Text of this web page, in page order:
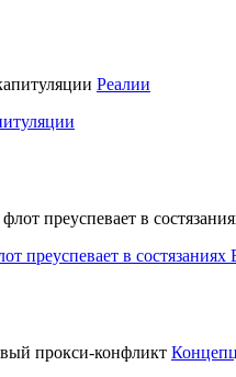
Реалии
преуспевает в